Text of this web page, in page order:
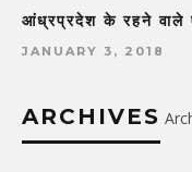
आंध्रप्रदेश के रहने वाले
JANUARY 3, 2018
ARCHIVES